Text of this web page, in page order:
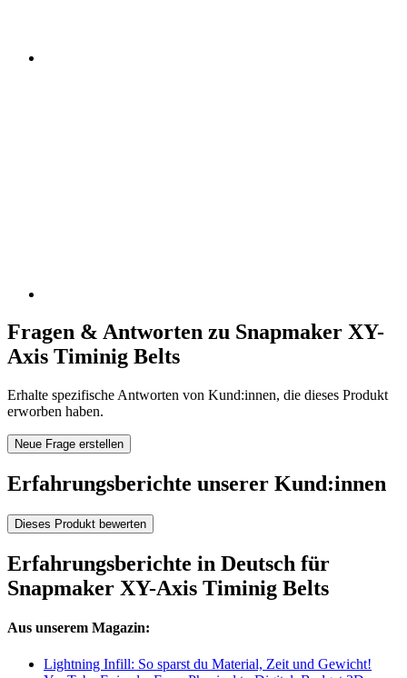
Fragen & Antworten zu Snapmaker XY-
Axis Timinig Belts
Erhalte spezifische Antworten von Kund:innen, die dieses Produkt
erworben haben.
Neue Frage erstellen
Erfahrungsberichte unserer Kund:innen
Dieses Produkt bewerten
Erfahrungsberichte in Deutsch für
Snapmaker XY-Axis Timinig Belts
Aus unserem Magazin:
Lightning Infill: So sparst du Material, Zeit und Gewicht!